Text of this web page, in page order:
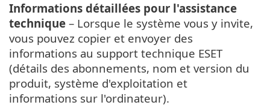
Informations détaillées pour l'assistance
technique – Lorsque le système vous y invite,
vous pouvez copier et envoyer des
informations au support technique ESET
(détails des abonnements, nom et version du
produit, système d'exploitation et
informations sur l'ordinateur).